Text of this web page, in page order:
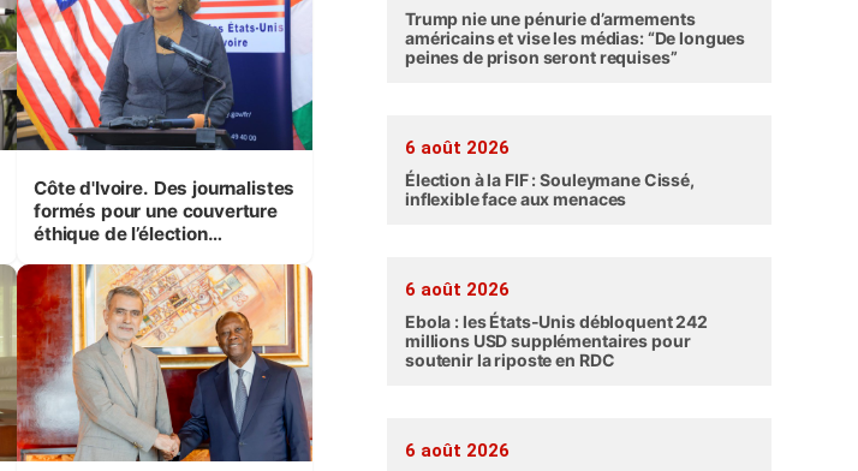
Côte d'Ivoire. Des journalistes
formés pour une couverture
éthique de l’élection
Trump nie une pénurie d’armements
américains et vise les médias: “De longues
peines de prison seront requises”
6 août 2026
Élection à la FIF : Souleymane Cissé,
inflexible face aux menaces
6 août 2026
Ebola : les États-Unis débloquent 242
millions USD supplémentaires pour
soutenir la riposte en RDC
6 août 2026